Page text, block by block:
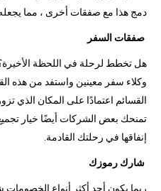
دمج هذا مع صفقات أخرى ، مما
صفقات السفر
هل تخطط لرحلة في اللحظة
وكلاء سفر معينين واستفد من هذه
القسائم اعتمادًا على المكان الذي
تمنحك بعض الشركات أيضًا خيار
إنفاقها في رحلتك القادمة.
شارك رموزك
ربما يكون أحد أكثر أنواع